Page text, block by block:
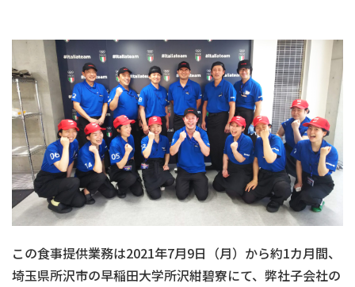
この食事提供業務は2021年7月9日（月）から約1カ月間、
埼玉県所沢市の早稲田大学所沢紺碧寮にて、弊社子会社の